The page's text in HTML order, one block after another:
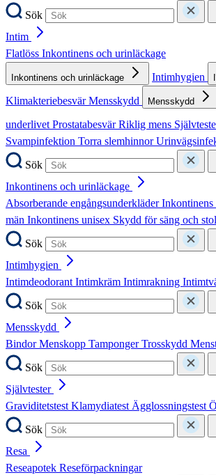
Sök
Intim
Flatlöss Inkontinens och urinläckage
Inkontinens och urinläckage Intimhygien
KlimakteriebesvärMensskydd Mensskydd
underlivetProstatabesvärRiklig mens
Svampinfektion Torra slemhinnor
Sök
Inkontinens och urinläckage
Absorberande engångsunderkläder
män Inkontinens unisex Skydd för säng och stol
Sök
Intimhygien
IntimdeodorantIntimkräm Intimrakning
Sök
Mensskydd
BindorMenskopp TampongerTrosskydd
Sök
Självtester
GraviditetstestKlamydiatestÄgglossningstest
Sök
Resa
Reseapotek Reseförpackningar